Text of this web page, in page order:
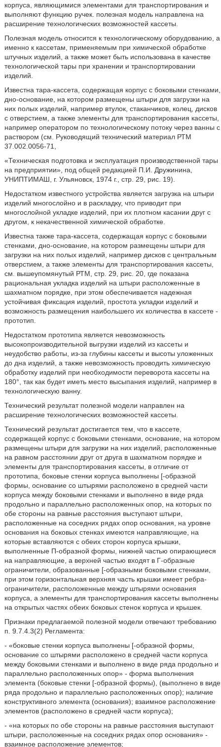
корпуса, являющимися элементами для транспортирования и
выполняют функцию ручек. полезная модель направлена на
расширение технологических возможностей кассеты.
Полезная модель относится к технологическому оборудованию, а
именно к кассетам, применяемым при химической обработке
штучных изделий, а также может быть использована в качестве
технологической тары при хранении и транспортировании
изделий.
Известна тара-кассета, содержащая корпус с боковыми стенками,
дно-основание, на котором размещены штыри для загрузки на
них полых изделий, например втулок, стаканчиков, колец, дисков
с отверстием, а также элементы для транспортирования кассеты,
например оператором по технологическому потоку через ванны с
раствором (см. Руководящий технический материал РТМ
37.002.0056-71,
«Техническая подготовка и эксплуатация производственной тары
на предприятии», под общей редакцией П.И. Дружинина,
УНИПТИМАШ, г. Ульяновск, 1974 г., стр. 29, рис. 19).
Недостатком известного устройства является загрузка на штыри
изделий многослойно и в раскладку, что приводит при
многослойной укладке изделий, при их плотном касании друг с
другом, к некачественной химической обработке.
Известна также тара-кассета, содержащая корпус с боковыми
стенками, дно-основание, на котором размещены штыри для
загрузки на них полых изделий, например дисков с центральным
отверстием, а также элементы для транспортирования кассеты,
см. вышеупомянутый РТМ, стр. 29, рис. 20, где показана
рациональная укладка изделий на штыри расположенные в
шахматном порядке, при этом обеспечивается надежная
устойчивая фиксация изделий, простота укладки изделий и
возможность размещения наибольшего их количества в кассете -
прототип.
Недостатком прототипа является невозможность
высокопроизводительной выгрузки изделий из кассеты и
неудобство работы, из-за глубины кассеты и высоты уложенных
до дна изделий, а также невозможность проводить химическую
обработку изделий при необходимости переворота кассеты на
180°, так как будет иметь место высыпания изделий, например в
технологическую ванну.
Технический результат полезной модели направлен на
расширение технологических возможностей кассеты.
Технический результат достигается тем, что в кассете,
содержащей корпус с боковыми стенками, основание, на котором
размещены штыри для загрузки на них изделий, расположенные
на равном расстоянии друг от друга в шахматном порядке и
элементы для транспортирования кассеты, в отличие от
прототипа, боковые стенки корпуса выполнены [-образной
формы, основание со штырями расположено в средней части
корпуса между боковыми стенками и выполнено в виде ряда
продольно и параллельно расположенных опор, на которых по
обе стороны на равные расстояния выступают штыри,
расположенные на соседних рядах опор основания, на уровне
основания на боковых стенках имеются направляющие, на
которые вставляются с обеих сторон корпуса крышки,
выполненные П-образной формы, нижней частью опирающиеся
на направляющие, а верхней частью входят в Г-образные
ограничители, образованные [-образными боковыми стенками,
при этом горизонтальная верхняя часть крышки имеет ребра-
ограничители, расположенные между штырями основания
корпуса, а элементы для транспортирования кассеты выполнены
на открытых частях обеих боковых стенок корпуса и крышек.
Признаки предлагаемой полезной модели отвечают требованию
п. 9.7.4.3(2) Регламента:
- «боковые стенки корпуса выполнены [-образной формы,
основание со штырями расположено в средней части корпуса
между боковыми стенками и выполнено в виде ряда продольно и
параллельно расположенных опор» - форма выполнения
элемента (боковые стенки [-образной формы), (выполнено в виде
ряда продольно и параллельно расположенных опор); наличие
конструктивного элемента (основания); взаимное расположение
элементов (расположено в средней части корпуса);
- «на которых по обе стороны на равные расстояния выступают
штыри, расположенные на соседних рядах опор основания» -
взаимное расположение элементов;